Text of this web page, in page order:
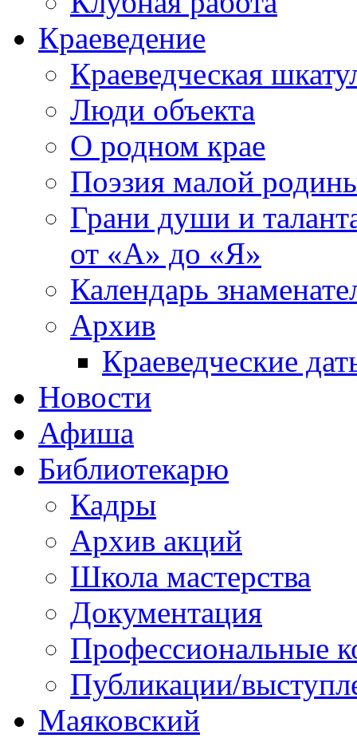
Краеведение
Краеведческая
Люди объекта
О родном крае
Поэзия малой
Грани души и
от «А» до «Я»
Календарь
Архив
Краеведческие
Новости
Афиша
Библиотекарю
Кадры
Архив акций
Школа мастерства
Документация
Профессиональные
Публикации/
Маяковский